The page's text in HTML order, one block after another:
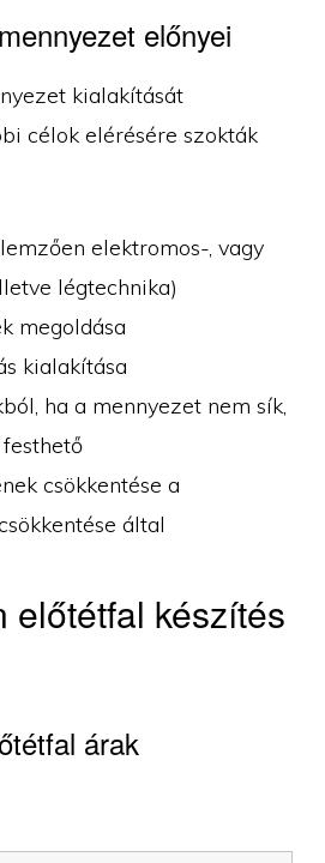
előnyei
kialakítását
célok elérésére szokták
elektromos-, vagy
légtechnika)
megoldása
kialakítása
ha a mennyezet nem sík,
csökkentése a
által
előtétfal készítés
árak